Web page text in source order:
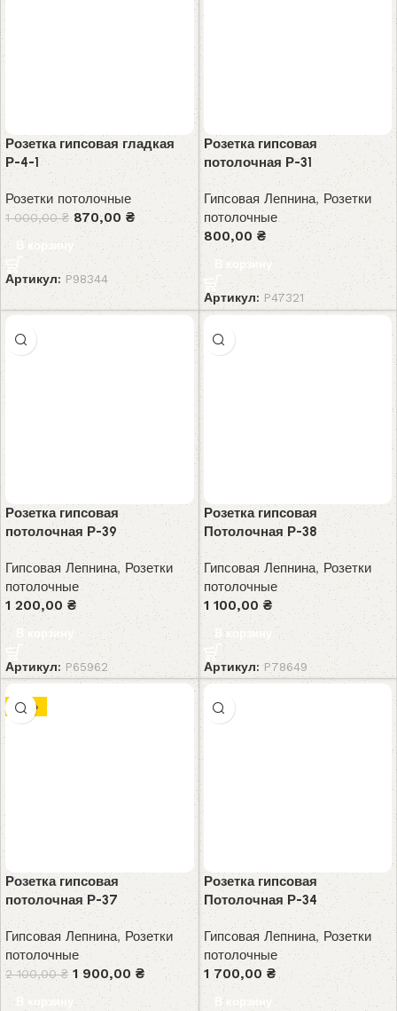
Розетка гипсовая гладкая
Р-4-1
Розетки потолочные
1 000,00₴ 870,00 ₴
В корзину
Артикул: P98344
Розетка гипсовая
потолочная Р-31
Гипсовая Лепнина, Розетки
потолочные
800,00₴
В корзину
Артикул: P47321
Розетка гипсовая
потолочная Р-39
Гипсовая Лепнина,Розетки
потолочные
1 200,00 ₴
В корзину
Артикул: P65962
Розетка гипсовая
Потолочная Р-38
Гипсовая Лепнина,Розетки
потолочные
1 100,00₴
В корзину
Артикул:P78649
-10%
Розетка гипсовая
потолочная Р-37
Гипсовая Лепнина, Розетки
потолочные
2 100,00₴ 1 900,00 ₴
В корзину
Розетка гипсовая
Потолочная Р-34
Гипсовая Лепнина, Розетки
потолочные
1 700,00 ₴
В корзину